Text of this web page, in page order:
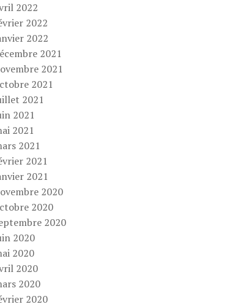
2022
2022
2022
2021
2021
2021
2021
2021
2021
2021
2021
2021
2020
2020
2020
2020
2020
2020
2020
2020